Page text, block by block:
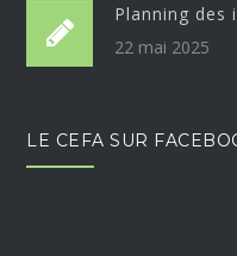
Planning des
22 mai 2025
LE CEFA SUR